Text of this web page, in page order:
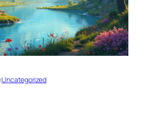
Uncategorized